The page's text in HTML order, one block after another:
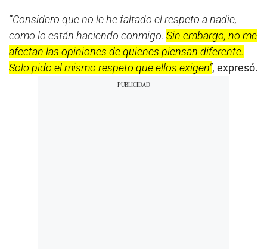
“Considero que no le he faltado el respeto a nadie,
como lo están haciendo conmigo. Sin embargo, no me
afectan las opiniones de quienes piensan diferente.
Solo pido el mismo respeto que ellos exigen”, expresó.